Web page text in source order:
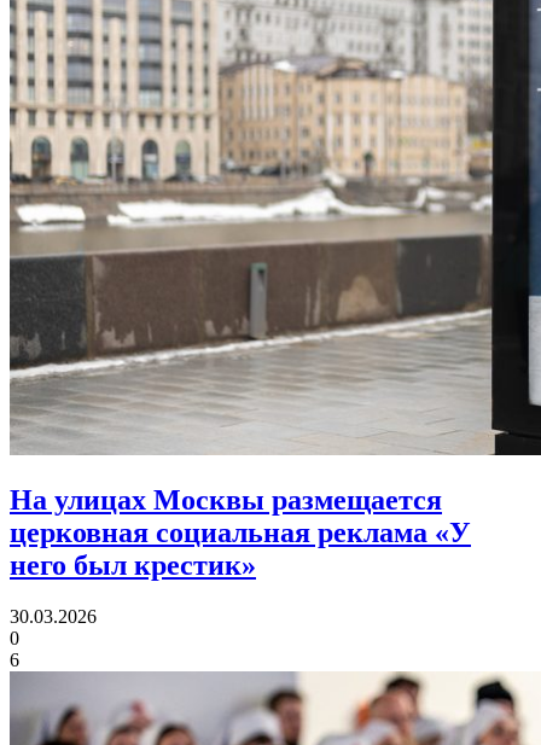
На улицах Москвы размещается
церковная социальная реклама «У
него был крестик»
30.03.2026
0
6